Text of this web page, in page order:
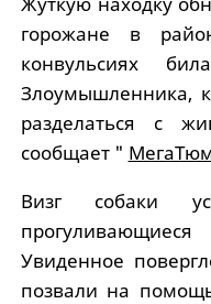
горожане в
конвульсиях
Злоумышленника,
разделаться с
сообщает "
Визг собаки
Увиденное
позвали на